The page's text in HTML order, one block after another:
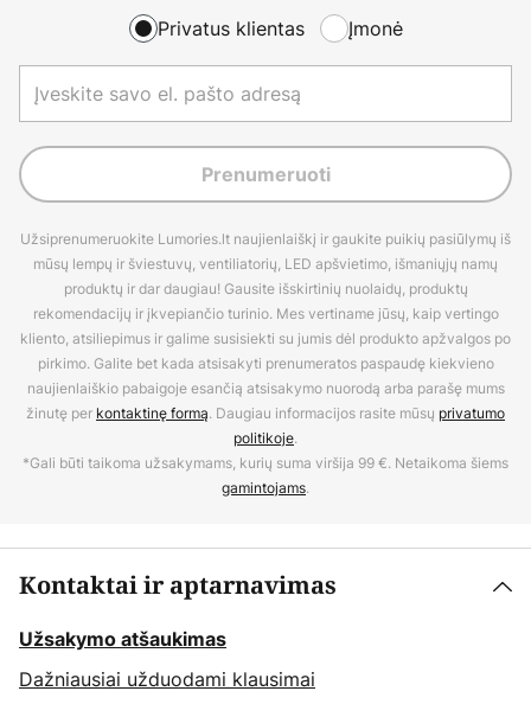
Privatus klientas Įmonė
Prenumeruoti
Užsiprenumeruokite Lumories.lt naujienlaiškį ir gaukite puikių pasiūlymų iš
mūsų lempų ir šviestuvų, ventiliatorių, LED apšvietimo, išmaniųjų namų
produktų ir dar daugiau! Gausite išskirtinių nuolaidų, produktų
rekomendacijų ir įkvepiančio turinio. Mes vertiname jūsų, kaip vertingo
kliento, atsiliepimus ir galime susisiekti su jumis dėl produkto apžvalgos po
pirkimo. Galite bet kada atsisakyti prenumeratos paspaudę kiekvieno
naujienlaiškio pabaigoje esančią atsisakymo nuorodą arba parašę mums
žinutę per kontaktinę formą. Daugiau informacijos rasite mūsų privatumo
politikoje.
*Gali būti taikoma užsakymams, kurių suma viršija 99 €. Netaikoma šiems
gamintojams.
Kontaktai ir aptarnavimas
Užsakymo atšaukimas
Dažniausiai užduodami klausimai